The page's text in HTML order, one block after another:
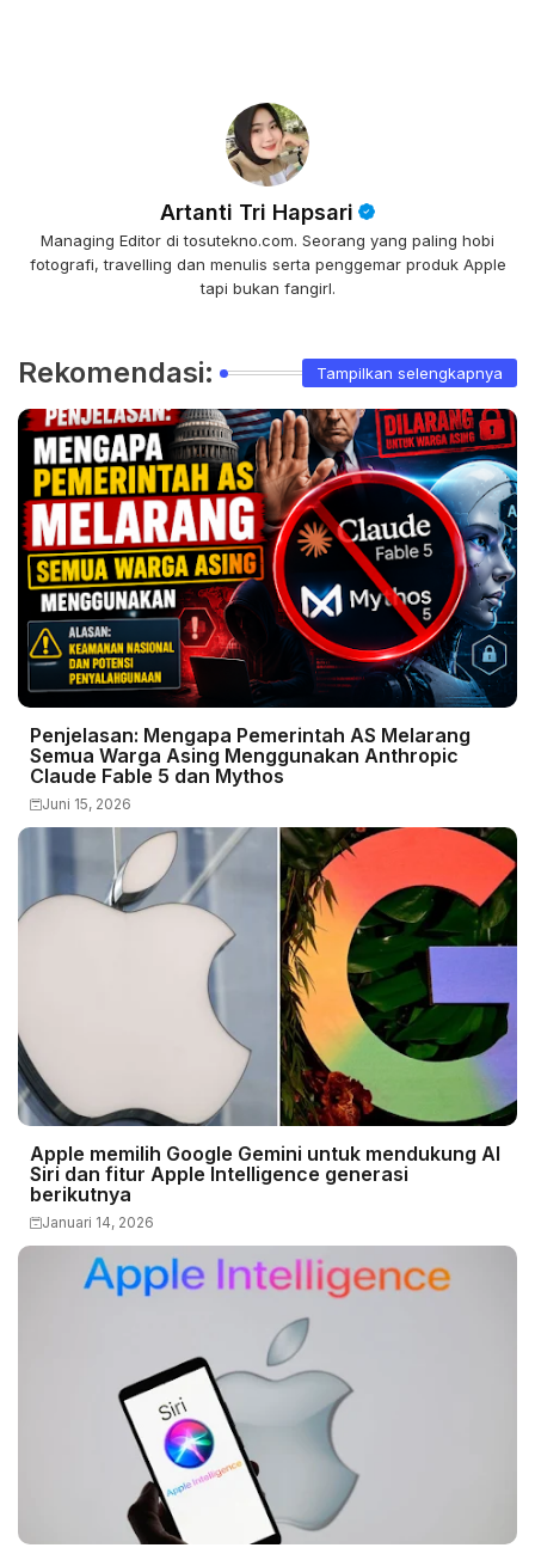
Artanti Tri Hapsari
Managing Editor di tosutekno.com. Seorang yang paling hobi
fotografi, travelling dan menulis serta penggemar produk Apple
tapi bukan fangirl.
Rekomendasi: Tampilkan selengkapnya
Penjelasan: Mengapa Pemerintah AS Melarang
Semua Warga Asing Menggunakan Anthropic
Claude Fable 5 dan Mythos
Juni 15, 2026
Apple memilih Google Gemini untuk mendukung AI
Siri dan fitur Apple Intelligence generasi
berikutnya
Januari 14, 2026